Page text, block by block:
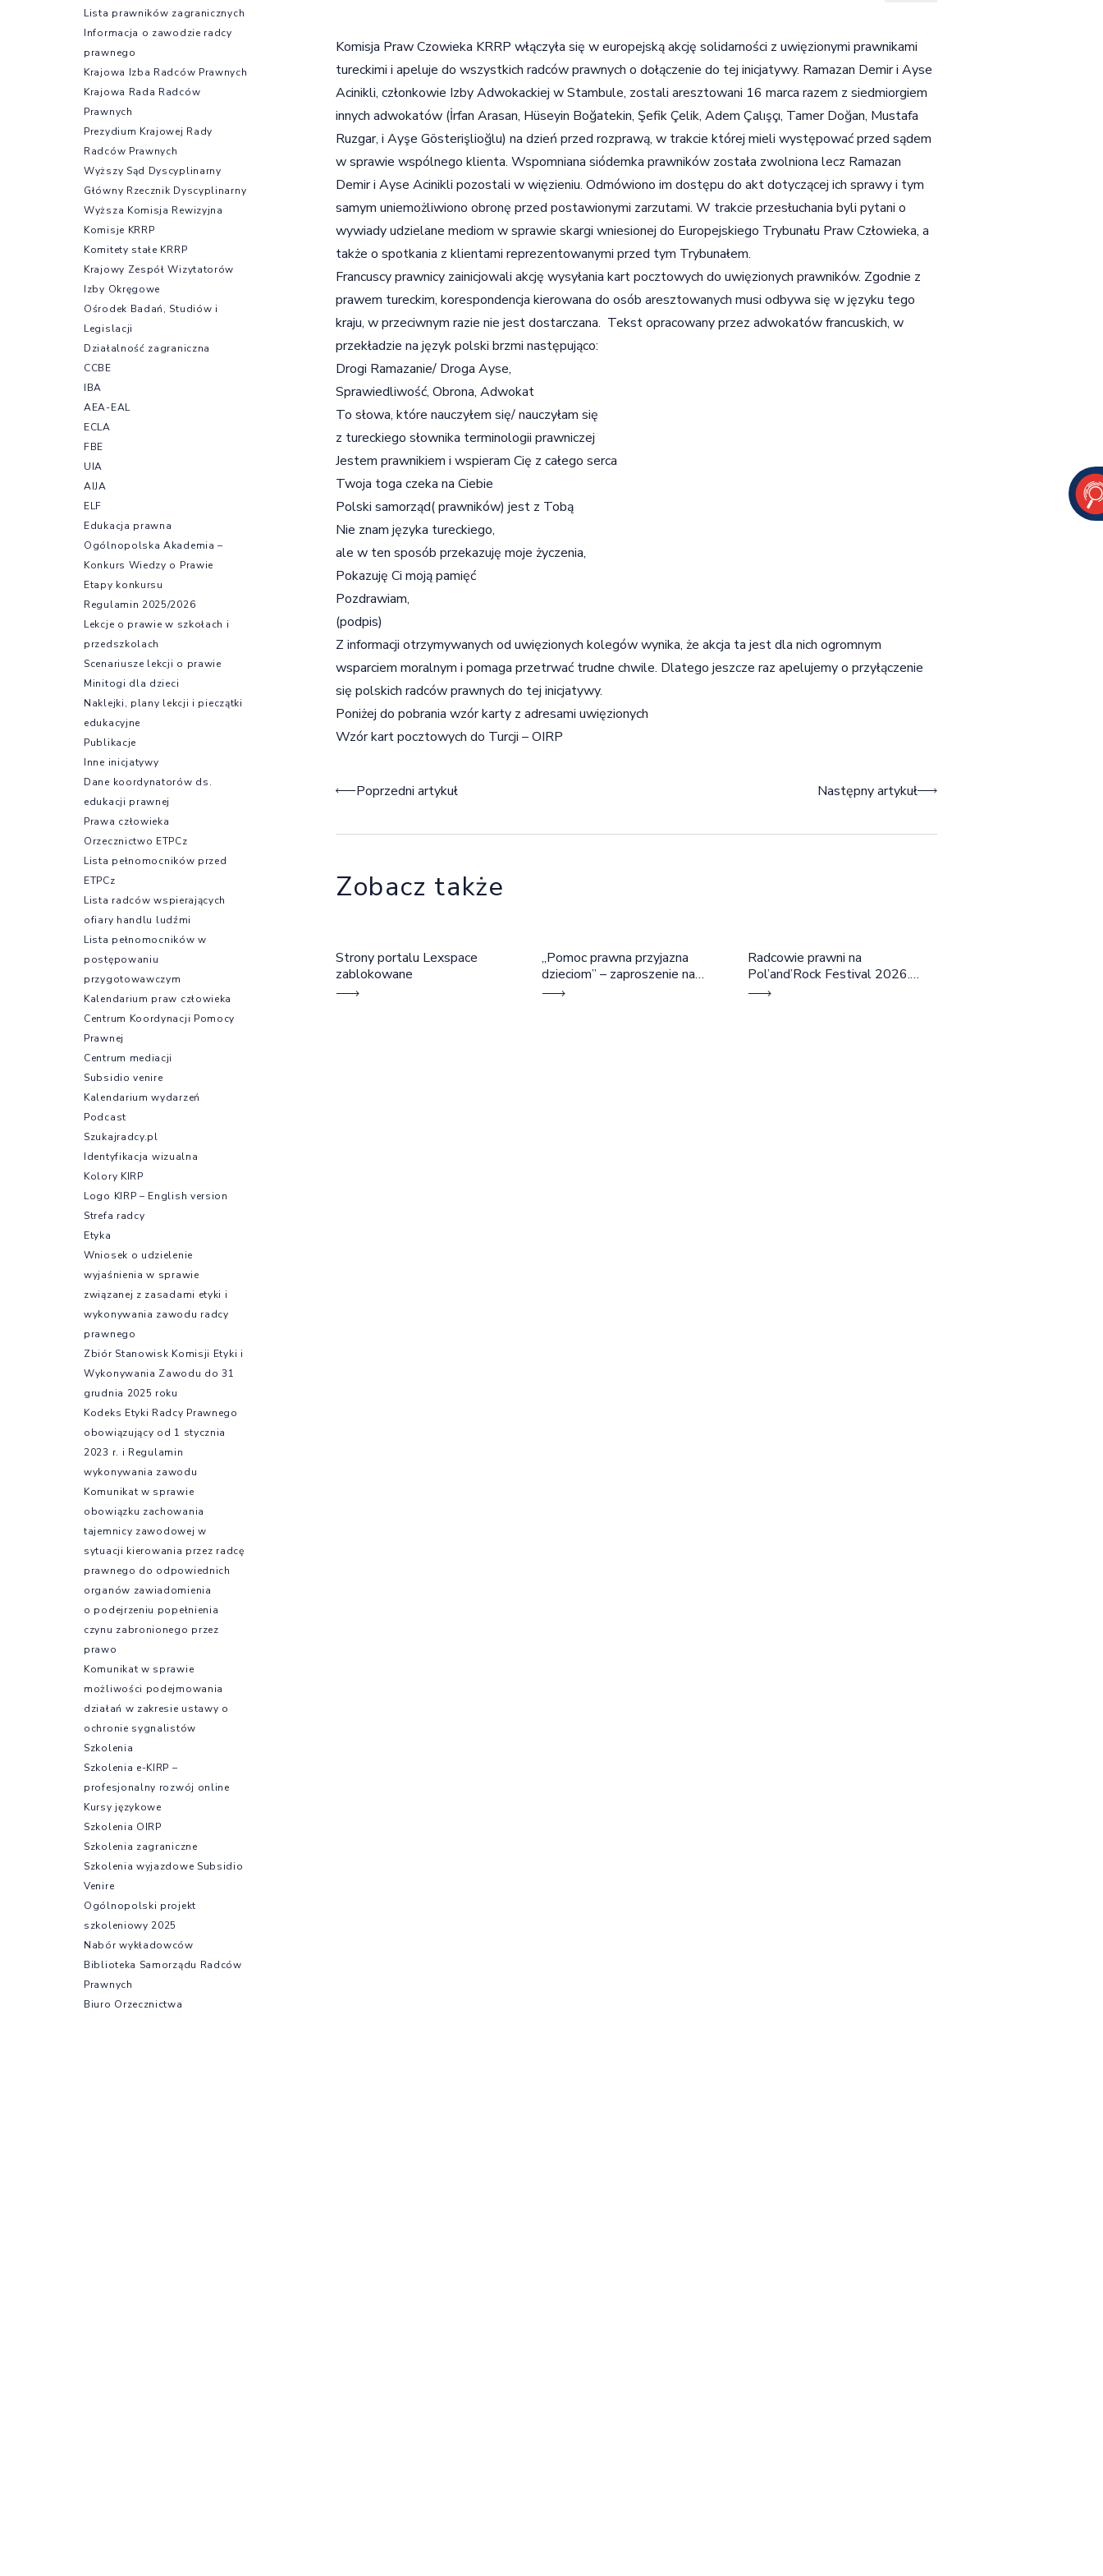
Komisja Praw Czowieka KRRP włączyła się w europejską akcję solidarności z uwięzionymi prawnikami
tureckimi i apeluje do wszystkich radców prawnych o dołączenie do tej inicjatywy. Ramazan Demir i Ayse
Acinikli, członkowie Izby Adwokackiej w Stambule, zostali aresztowani 16 marca razem z siedmiorgiem
innych adwokatów (İrfan Arasan, Hüseyin Boğatekin, Şefik Çelik, Adem Çalışçı, Tamer Doğan, Mustafa
Ruzgar, i Ayşe Gösterişlioğlu) na dzień przed rozprawą, w trakcie której mieli występować przed sądem
w sprawie wspólnego klienta. Wspomniana siódemka prawników została zwolniona lecz Ramazan
Demir i Ayse Acinikli pozostali w więzieniu. Odmówiono im dostępu do akt dotyczącej ich sprawy i tym
samym uniemożliwiono obronę przed postawionymi zarzutami. W trakcie przesłuchania byli pytani o
wywiady udzielane mediom w sprawie skargi wniesionej do Europejskiego Trybunału Praw Człowieka, a
także o spotkania z klientami reprezentowanymi przed tym Trybunałem.
Francuscy prawnicy zainicjowali akcję wysyłania kart pocztowych do uwięzionych prawników. Zgodnie z
prawem tureckim, korespondencja kierowana do osób aresztowanych musi odbywa się w języku tego
kraju, w przeciwnym razie nie jest dostarczana. Tekst opracowany przez adwokatów francuskich, w
przekładzie na język polski brzmi następująco:
Drogi Ramazanie/ Droga Ayse,
Sprawiedliwość, Obrona, Adwokat
To słowa, które nauczyłem się/ nauczyłam się
z tureckiego słownika terminologii prawniczej
Jestem prawnikiem i wspieram Cię z całego serca
Twoja toga czeka na Ciebie
Polski samorząd( prawników) jest z Tobą
Nie znam języka tureckiego,
ale w ten sposób przekazuję moje życzenia,
Pokazuję Ci moją pamięć
Pozdrawiam,
(podpis)
Z informacji otrzymywanych od uwięzionych kolegów wynika, że akcja ta jest dla nich ogromnym
wsparciem moralnym i pomaga przetrwać trudne chwile. Dlatego jeszcze raz apelujemy o przyłączenie
się polskich radców prawnych do tej inicjatywy.
Poniżej do pobrania wzór karty z adresami uwięzionych
Wzór kart pocztowych do Turcji – OIRP
Nawigacja wpisu
Poprzedni artykuł Następny artykuł
Zobacz także
Strony portalu Lexspace
zablokowane
„Pomoc prawna przyjazna
dzieciom” – zaproszenie na
szkolenie
Radcowie prawni na
Pol’and’Rock Festival 2026.
Cztery dni rozmów, edukacji i
Lista prawników zagranicznych
Informacja o zawodzie radcy
prawnego
Krajowa Izba Radców Prawnych
Krajowa Rada Radców
Prawnych
Prezydium Krajowej Rady
Radców Prawnych
Wyższy Sąd Dyscyplinarny
Główny Rzecznik Dyscyplinarny
Wyższa Komisja Rewizyjna
Komisje KRRP
Komitety stałe KRRP
Krajowy Zespół Wizytatorów
Izby Okręgowe
Ośrodek Badań, Studiów i
Legislacji
Działalność zagraniczna
CCBE
IBA
AEA-EAL
ECLA
FBE
UIA
AIJA
ELF
Edukacja prawna
Ogólnopolska Akademia –
Konkurs Wiedzy o Prawie
Etapy konkursu
Regulamin 2025/2026
Lekcje o prawie w szkołach i
przedszkolach
Scenariusze lekcji o prawie
Minitogi dla dzieci
Naklejki, plany lekcji i pieczątki
edukacyjne
Publikacje
Inne inicjatywy
Dane koordynatorów ds.
edukacji prawnej
Prawa człowieka
Orzecznictwo ETPCz
Lista pełnomocników przed
ETPCz
Lista radców wspierających
ofiary handlu ludźmi
Lista pełnomocników w
postępowaniu
przygotowawczym
Kalendarium praw człowieka
Centrum Koordynacji Pomocy
Prawnej
Centrum mediacji
Subsidio venire
Kalendarium wydarzeń
Podcast
Szukajradcy.pl
Identyfikacja wizualna
Kolory KIRP
Logo KIRP – English version
Strefa radcy
Etyka
Wniosek o udzielenie
wyjaśnienia w sprawie
związanej z zasadami etyki i
wykonywania zawodu radcy
prawnego
Zbiór Stanowisk Komisji Etyki i
Wykonywania Zawodu do 31
grudnia 2025 roku
Kodeks Etyki Radcy Prawnego
obowiązujący od 1 stycznia
2023 r. i Regulamin
wykonywania zawodu
Komunikat w sprawie
obowiązku zachowania
tajemnicy zawodowej w
sytuacji kierowania przez radcę
prawnego do odpowiednich
organów zawiadomienia
o podejrzeniu popełnienia
czynu zabronionego przez
prawo
Komunikat w sprawie
możliwości podejmowania
działań w zakresie ustawy o
ochronie sygnalistów
Szkolenia
Szkolenia e-KIRP –
profesjonalny rozwój online
Kursy językowe
Szkolenia OIRP
Szkolenia zagraniczne
Szkolenia wyjazdowe Subsidio
Venire
Ogólnopolski projekt
szkoleniowy 2025
Nabór wykładowców
Biblioteka Samorządu Radców
Prawnych
Biuro Orzecznictwa